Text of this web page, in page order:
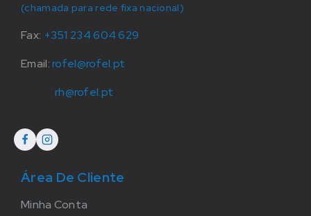
(chamada para rede fixa nacional)
Fax: +351 234 604 629
Email:rofel@rofel.pt
rh@rofel.pt
Área De Cliente
Minha Conta